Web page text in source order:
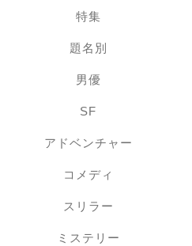
特集
題名別
男優
SF
アドベンチャー
コメディ
スリラー
ミステリー